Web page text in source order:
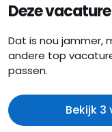
Deze
Dat is nou jammer,
andere top
passen.
Bekijk